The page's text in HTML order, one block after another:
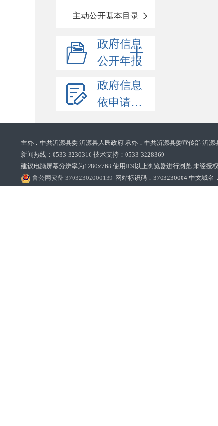
主动公开基本目录
政府信息
公开年报
政府信息
依申请公开
主办：中共沂源县委 沂源县人民政府 承办：中共沂源县委宣传部 沂
新闻热线：0533-3230316 技术支持：0533-3228369‌‌
建议电脑屏幕分辨率为1280x768 使用IE9以上浏览器进行浏览 未经授
鲁公网安备 37032302000139 网站标识码：3703230004 中文域名